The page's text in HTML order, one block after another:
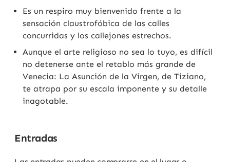
Es un respiro muy bienvenido frente a la
sensación claustrofóbica de las calles
concurridas y los callejones estrechos.
Aunque el arte religioso no sea lo tuyo, es difícil
no detenerse ante el retablo más grande de
Venecia: La Asunción de la Virgen, de Tiziano,
te atrapa por su escala imponente y su detalle
inagotable.
Entradas